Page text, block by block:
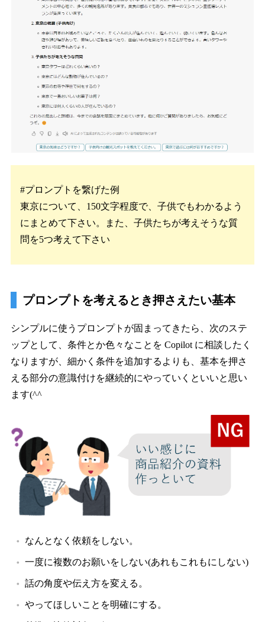
#プロンプトを繋げた例
東京について、150文字程度で、子供でもわかるよう
にまとめて下さい。また、子供たちが考えそうな質
問を5つ考えて下さい
プロンプトを考えるとき押さえたい基本
シンプルに使うプロンプトが固まってきたら、次のステ
ップとして、条件とか色々なことを Copilot に相談したく
なりますが、細かく条件を追加するよりも、基本を押さ
える部分の意識付けを継続的にやっていくといいと思い
ます(^^
なんとなく依頼をしない。
一度に複数のお願いをしない(あれもこれもにしない)
話の角度や伝え方を変える。
やってほしいことを明確にする。